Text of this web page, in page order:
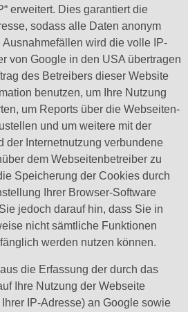
erweitert. Dies garantiert die
sodass alle Daten anonym
wird die volle IP-
von Google in den USA übertragen
des Betreibers dieser Website
benutzen, um Ihre Nutzung
um Reports über die Webseiten-
und um weitere mit der
der Internetnutzung verbundene
dem Webseitenbetreiber zu
Speicherung der Cookies durch
Ihrer Browser-Software
jedoch darauf hin, dass Sie in
nicht sämtliche Funktionen
werden nutzen können.
die Erfassung der durch das
Ihre Nutzung der Webseite
IP-Adresse) an Google sowie